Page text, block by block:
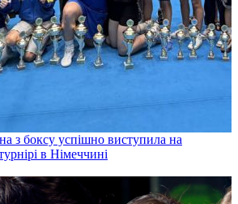
з боксу успішно виступила на
в Німеччині